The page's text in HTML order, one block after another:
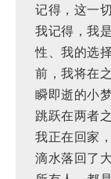
记得，这一
我记得，我
性、我的选
前，我将在
瞬即逝的小
跳跃在两者
我正在回家
滴水落回了